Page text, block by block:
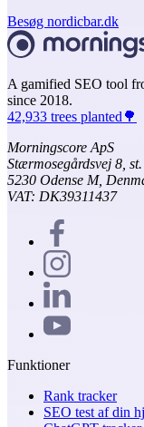
Besøg nordicbar.dk
A gamified SEO tool
since 2018.
42,933 trees planted🌳
Morningscore ApS
Stærmosegårdsvej 8, st.
5230 Odense M,
VAT: DK39311437
Funktioner
Rank tracker
SEO test af din